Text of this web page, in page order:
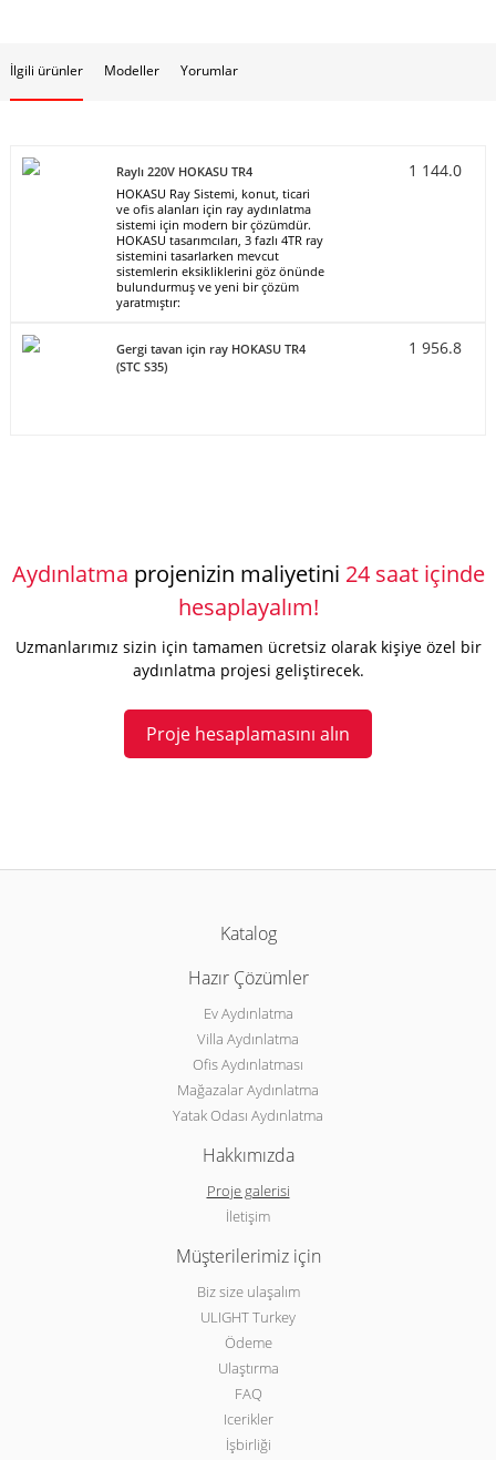
İlgili ürünler Modeller Yorumlar
Raylı 220V HOKASU TR4
HOKASU Ray Sistemi, konut, ticari
ve ofis alanları için ray aydınlatma
sistemi için modern bir çözümdür.
HOKASU tasarımcıları, 3 fazlı 4TR ray
sistemini tasarlarken mevcut
sistemlerin eksikliklerini göz önünde
bulundurmuş ve yeni bir çözüm
yaratmıştır:
1 144.0
Gergi tavan için ray HOKASU TR4
(STC S35)
1 956.8
Aydınlatma projenizin maliyetini 24 saat içinde
hesaplayalım!
Uzmanlarımız sizin için tamamen ücretsiz olarak kişiye özel bir
aydınlatma projesi geliştirecek.
Proje hesaplamasını alın
Katalog
Hazır Çözümler
Ev Aydınlatma
Villa Aydınlatma
Ofis Aydınlatması
Mağazalar Aydınlatma
Yatak Odası Aydınlatma
Hakkımızda
Proje galerisi
İletişim
Müşterilerimiz için
Biz size ulaşalım
ULIGHT Turkey
Ödeme
Ulaştırma
FAQ
Icerikler
İşbirliği